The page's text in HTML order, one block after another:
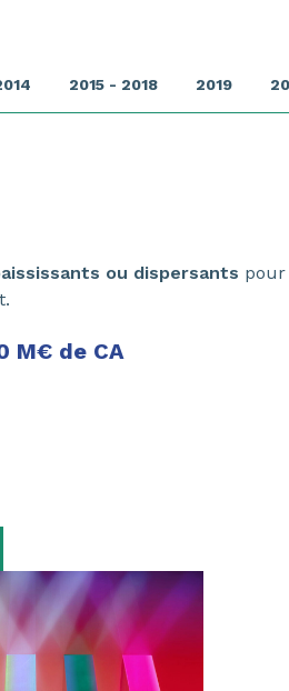
2015 - 2018 2019
ou dispersants pour
M€ de CA